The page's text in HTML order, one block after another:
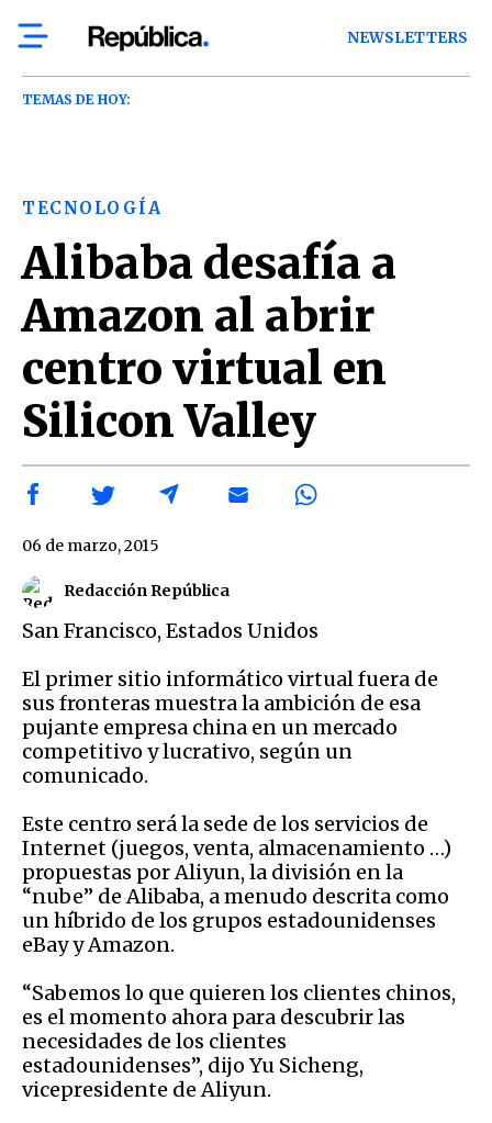
NEWSLETTERS
TEMAS DE HOY:
TECNOLOGÍA
Alibaba desafía a
Amazon al abrir
centro virtual en
Silicon Valley
Redacción República
06 de marzo, 2015
San Francisco, Estados Unidos
El primer sitio informático virtual fuera de
sus fronteras muestra la ambición de esa
pujante empresa china en un mercado
competitivo y lucrativo, según un
comunicado.
Este centro será la sede de los servicios de
Internet (juegos, venta, almacenamiento …)
propuestas por Aliyun, la división en la
“nube” de Alibaba, a menudo descrita como
un híbrido de los grupos estadounidenses
eBay y Amazon.
“Sabemos lo que quieren los clientes chinos,
es el momento ahora para descubrir las
necesidades de los clientes
estadounidenses”, dijo Yu Sicheng,
vicepresidente de Aliyun.